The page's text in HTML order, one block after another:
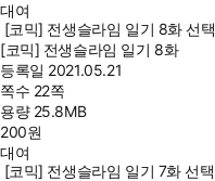
대여
[코믹] 전생슬라임 일기 8화 선택
[코믹] 전생슬라임 일기 8화
등록일 2021.05.21
쪽수 22쪽
용량 25.8MB
200원
대여
[코믹] 전생슬라임 일기 7화 선택